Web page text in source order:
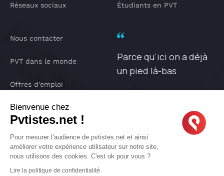
Réseaux sociaux Étudiants en PVT
Nous contacter
PVT dans le monde
Offres d'emploi
Notre Podcast
Parce qu'ici on a déjà
un pied là-bas
PVTISTES.NET
Bienvenue chez
Pvtistes.net !
Pour mesurer l’audience de pvtistes.net et ainsi
améliorer votre expérience utilisateur sur notre site,
nous utilisons des cookies. C'est ok pour vous ?
Lire la politique de confidentialité